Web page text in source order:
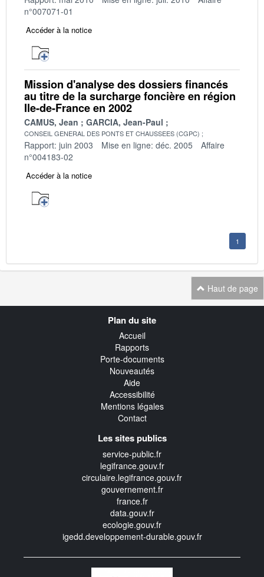
n°007071-01
Accéder à la notice
Mission d'analyse des dossiers financés
au titre de la surcharge foncière en région
Ile-de-France en 2002
CAMUS, Jean GARCIA, Jean-Paul
CONSEIL GENERAL DES PONTS ET CHAUSSEES (CGPC)
Rapport: juin 2003 Mise en ligne: déc. 2005
Affaire
n°004183-02
Accéder à la notice
1
Haut de page
Plan du site
Accueil
Rapports
Porte-documents
Nouveautés
Aide
Accessibilité
Mentions légales
Contact
Les sites publics
service-public.fr
legifrance.gouv.fr
circulaire.legifrance.gouv.fr
gouvernement.fr
france.fr
data.gouv.fr
ecologie.gouv.fr
igedd.developpement-durable.gouv.fr